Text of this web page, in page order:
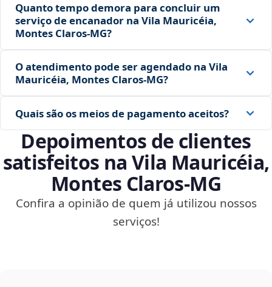
Quanto tempo demora para concluir um
serviço de encanador na Vila Mauricéia,
Montes Claros‑MG?
O atendimento pode ser agendado na Vila
Mauricéia, Montes Claros‑MG?
Quais são os meios de pagamento aceitos?
Depoimentos de clientes
satisfeitos na Vila Mauricéia,
Montes Claros‑MG
Confira a opinião de quem já utilizou nossos
serviços!